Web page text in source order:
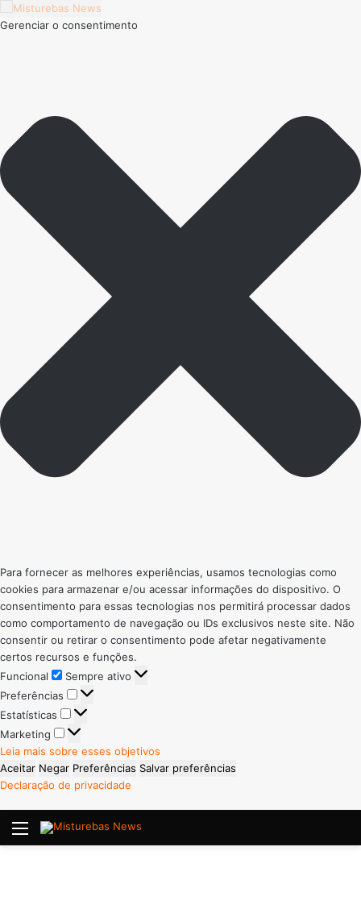
Gerenciar o consentimento
Para fornecer as melhores experiências, usamos tecnologias como
cookies para armazenar e/ou acessar informações do dispositivo. O
consentimento para essas tecnologias nos permitirá processar dados
como comportamento de navegação ou IDs exclusivos neste site. Não
consentir ou retirar o consentimento pode afetar negativamente
certos recursos e funções.
Funcional
Funcional
Sempre ativo
Preferências
Preferências
Estatísticas
Estatísticas
Marketing
Marketing
Leia mais sobre esses objetivos
Aceitar Negar Preferências Salvar preferências
Declaração de privacidade
Menu